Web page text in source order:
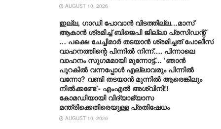
AUGUST 10, 2026
ഇല്ല, ​ഗാഡി പോവാൻ വിടത്തില്ല…മാസ്
ആകാൻ ശ്രമിച്ച് ബിജെപി ജില്ലാ പ്രസിഡന്റ്
… പക്ഷെ ചേച്ചിമാർ തടയാൻ ശ്രമിച്ചത് പോലീസ്
വാഹനത്തിന്റെ പിന്നിൽ നിന്ന്…. പിന്നാലെ
വാഹനം സു​ഗമമായി മുന്നോട്ട്… ‘ഞാൻ
പുറകിൽ വന്നപ്പോൾ എല്ലാവരും പിന്നിൽ
വന്നോ? വണ്ടി തടയാൻ മുന്നിൽ ആരെങ്കിലും
നിൽക്കണ്ടേ’- എംഎൽ അശ്വിനി!!
കോമഡിയായി വിദ്യാഭ്യാസ
മന്ത്രിക്കെതിരെയുള്ള പ്രതിഷേധം
AUGUST 10, 2026